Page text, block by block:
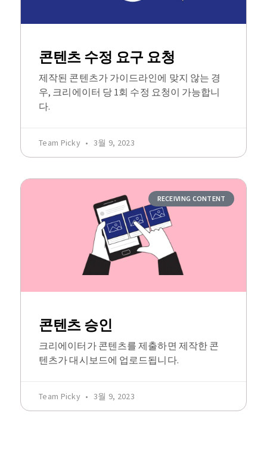
콘텐츠 수정 요구 요청
제작된 콘텐츠가 가이드라인에 맞지 않는 경
우, 크리에이터 당 1회 수정 요청이 가능합니
다.
Team Picky 3월 9, 2023
RECEIVING CONTENT
콘텐츠 승인
크리에이터가 콘텐츠를 제출하면 제작한 콘
텐츠가 대시보드에 업로드됩니다.
Team Picky 3월 9, 2023